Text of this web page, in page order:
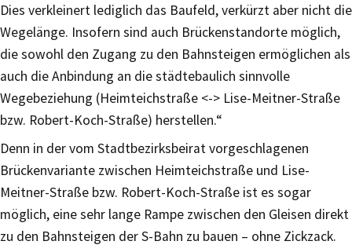
Dies verkleinert lediglich das Baufeld, verkürzt aber nicht die
Wegelänge. Insofern sind auch Brückenstandorte möglich,
die sowohl den Zugang zu den Bahnsteigen ermöglichen als
auch die Anbindung an die städtebaulich sinnvolle
Wegebeziehung (Heimteichstraße <-> Lise-Meitner-Straße
bzw. Robert-Koch-Straße) herstellen.“
Denn in der vom Stadtbezirksbeirat vorgeschlagenen
Brückenvariante zwischen Heimteichstraße und Lise-
Meitner-Straße bzw. Robert-Koch-Straße ist es sogar
möglich, eine sehr lange Rampe zwischen den Gleisen direkt
zu den Bahnsteigen der S-Bahn zu bauen – ohne Zickzack.